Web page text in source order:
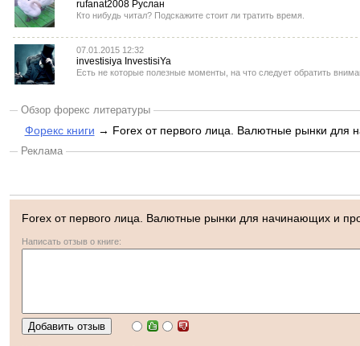
rufanat2008 Руслан
Кто нибудь читал? Подскажите стоит ли тратить время.
07.01.2015 12:32
investisiya InvestisiYa
Есть не которые полезные моменты, на что следует обратить
Обзор форекс литературы
Форекс книги → Forex от первого лица. Валютные рынки для
Реклама
Forex от первого лица. Валютные рынки для начинающих и
Написать отзыв о книге: